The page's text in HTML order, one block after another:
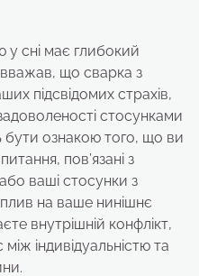
сні має глибокий
вважав, що сварка з
підсвідомих страхів,
стосунками
бути ознакою того, що ви
пов’язані з
ваші стосунки з
на ваше нинішнє
внутрішній конфлікт,
індивідуальністю та